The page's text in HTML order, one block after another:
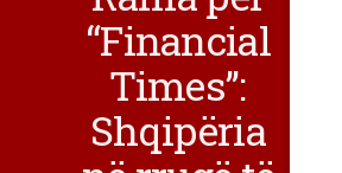
“Financial
Times”:
Shqipëria